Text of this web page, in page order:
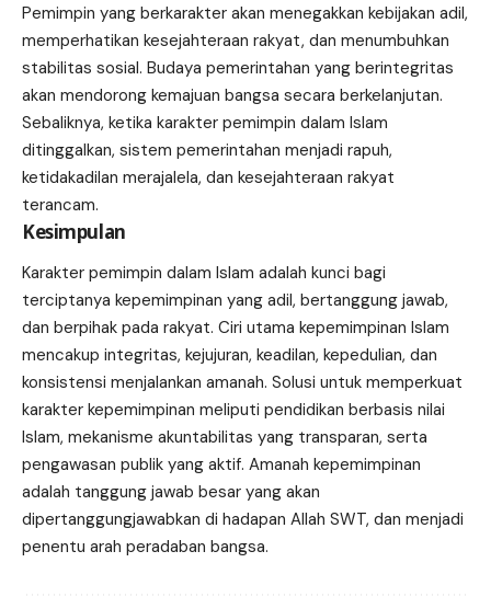
Pemimpin yang berkarakter akan menegakkan kebijakan adil,
memperhatikan kesejahteraan rakyat, dan menumbuhkan
stabilitas sosial. Budaya pemerintahan yang berintegritas
akan mendorong kemajuan bangsa secara berkelanjutan.
Sebaliknya, ketika karakter pemimpin dalam Islam
ditinggalkan, sistem pemerintahan menjadi rapuh,
ketidakadilan merajalela, dan kesejahteraan rakyat
terancam.
Kesimpulan
Karakter pemimpin dalam Islam adalah kunci bagi
terciptanya kepemimpinan yang adil, bertanggung jawab,
dan berpihak pada rakyat. Ciri utama kepemimpinan Islam
mencakup integritas, kejujuran, keadilan, kepedulian, dan
konsistensi menjalankan amanah. Solusi untuk memperkuat
karakter kepemimpinan meliputi pendidikan berbasis nilai
Islam, mekanisme akuntabilitas yang transparan, serta
pengawasan publik yang aktif. Amanah kepemimpinan
adalah tanggung jawab besar yang akan
dipertanggungjawabkan di hadapan Allah SWT, dan menjadi
penentu arah peradaban bangsa.